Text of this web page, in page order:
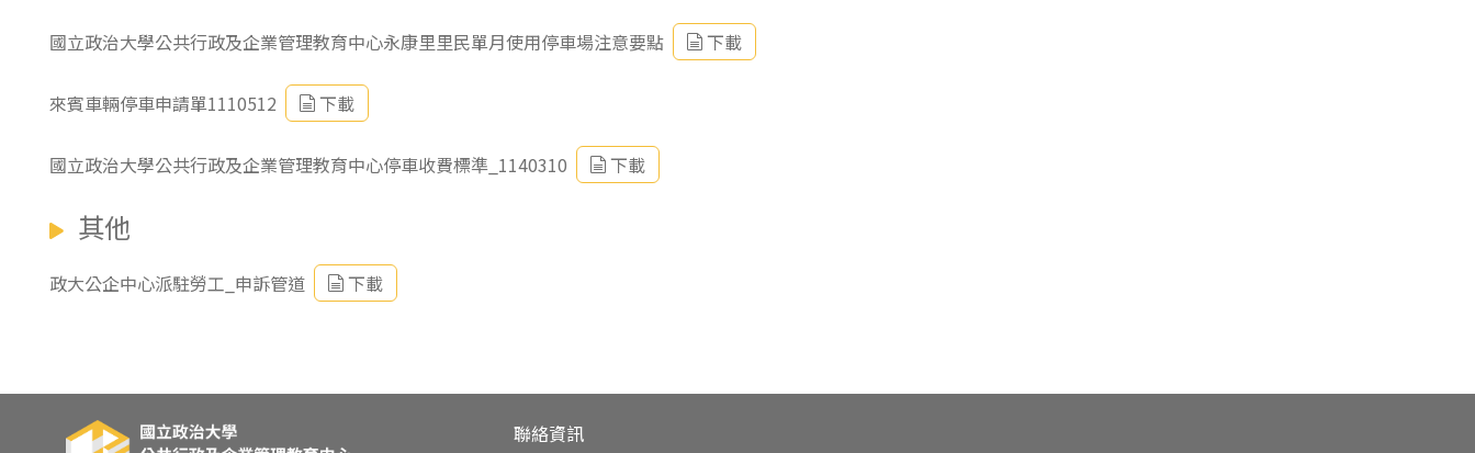
國立政治大學公共行政及企業管理教育中心永康里里民單月使用停車場注意要點 下載
來賓車輛停車申請單1110512 下載
國立政治大學公共行政及企業管理教育中心停車收費標準_1140310 下載
其他
政大公企中心派駐勞工_申訴管道 下載
聯絡資訊